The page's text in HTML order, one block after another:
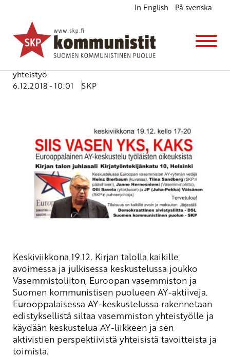
In English På svenska
Eurooppalainen AY-keskustelu 19.12.
Ajankohtaista
Avainsanat:AY-keskustelu,ay-liike,Euroopan
yhteistyö
6.12.2018 - 10:01
SKP
Keskiviikkona 19.12. Kirjan talolla kaikille
avoimessa ja julkisessa keskustelussa joukko
Vasemmistoliiton, Euroopan vasemmiston ja
Suomen kommunistisen puolueen AY-aktiiveja.
Eurooppalaisessa AY-keskustelussa rakennetaan
edistyksellistä siltaa vasemmiston yhteistyölle ja
käydään keskustelua AY-liikkeen ja sen
aktivistien perspektiivistä yhteisistä tavoitteista ja
toimista.